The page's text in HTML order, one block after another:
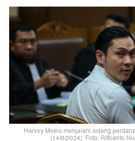
Harvey Moeis menjalani sidang
(14/8/2024). Foto: Rifkianto